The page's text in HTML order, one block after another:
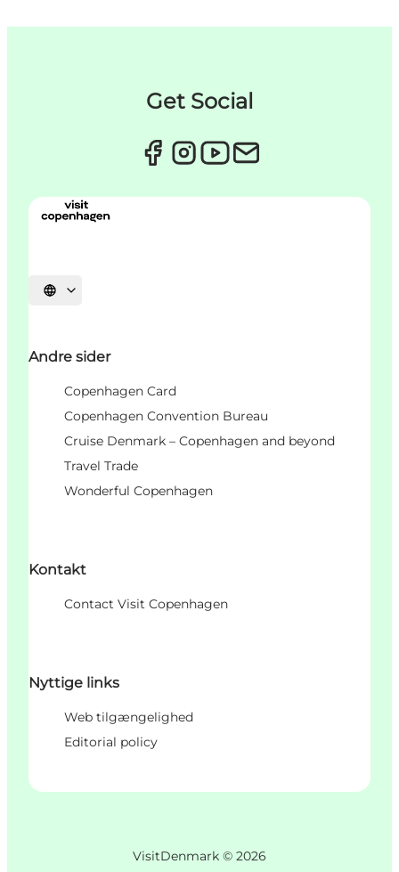
Get Social
Velg språk
Andre sider
Copenhagen Card
Copenhagen Convention Bureau
Cruise Denmark – Copenhagen and beyond
Travel Trade
Wonderful Copenhagen
Kontakt
Contact Visit Copenhagen
Nyttige links
Web tilgængelighed
Editorial policy
VisitDenmark © 2026